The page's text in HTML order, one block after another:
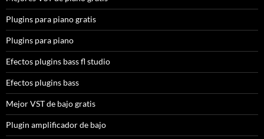
Plugins para piano gratis
Plugins para piano
Efectos plugins bass fl studio
Efectos plugins bass
Mejor VST de bajo gratis
Plugin amplificador de bajo